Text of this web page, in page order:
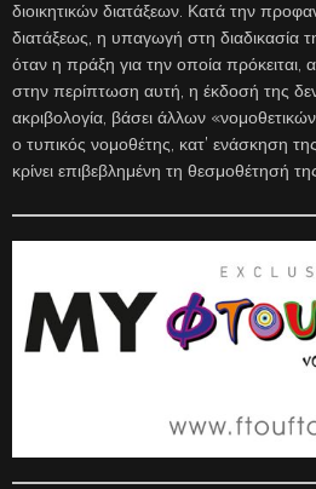
διοικητικών διατάξεων. Κατά την
διατάξεως, η υπαγωγή στη διαδικασία
όταν η πράξη για την οποία πρόκειται,
στην περίπτωση αυτή, η έκδοσή της δεν
ακριβολογία, βάσει άλλων
ο τυπικός νομοθέτης, κατ’ ενάσκηση
κρίνει επιβεβλημένη τη θεσμοθέτησή